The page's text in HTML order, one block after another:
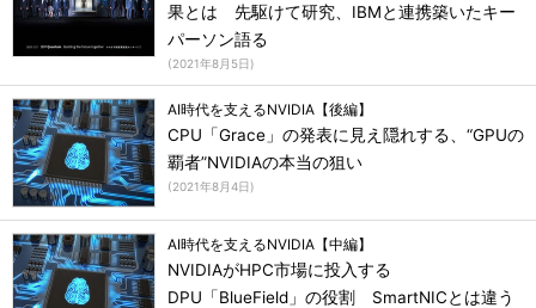
果とは 先駆けて研究、IBMと連携築いたキー
パーソン語る
(2021年8月5日)
AI時代を支えるNVIDIA【後編】
CPU「Grace」の発表に見え隠れする、“GPUの
覇者”NVIDIAの本当の狙い
(2021年8月4日)
AI時代を支えるNVIDIA【中編】
NVIDIAがHPC市場に投入する
DPU「BlueField」の役割 SmartNICとは違う